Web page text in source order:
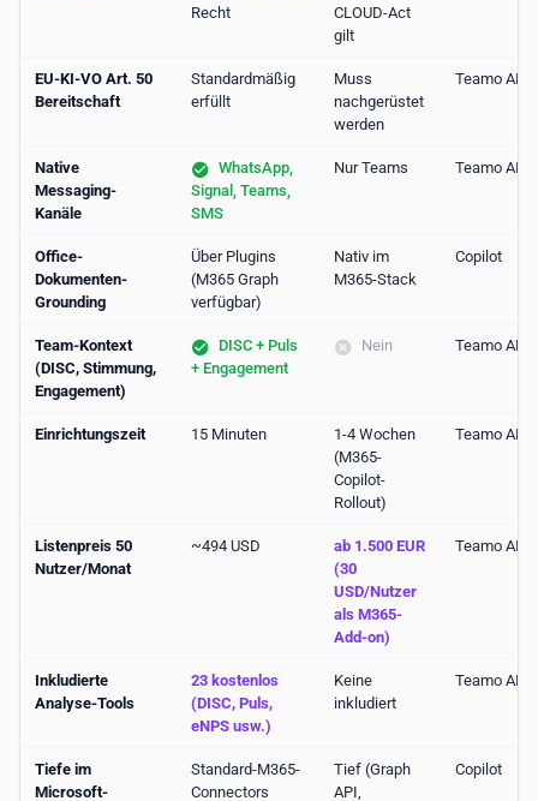
Recht
CLOUD-Act
gilt
EU-KI-VO Art. 50
Bereitschaft
Standardmäßig
erfüllt
Muss
nachgerüstet
werden
Teamo AI
Native
Messaging-
Kanäle
WhatsApp,
Signal, Teams,
SMS
Nur Teams Teamo AI
Office-
Dokumenten-
Grounding
Über Plugins
(M365 Graph
verfügbar)
Nativ im
M365-Stack
Copilot
Team-Kontext
(DISC, Stimmung,
Engagement)
DISC + Puls
+ Engagement
Nein Teamo AI
Einrichtungszeit 15 Minuten
1-4 Wochen
(M365-
Copilot-
Rollout)
Teamo AI
Listenpreis 50
Nutzer/Monat
~494 USD
ab 1.500 EUR
(30
USD/Nutzer
als M365-
Add-on)
Teamo AI
Inkludierte
Analyse-Tools
23 kostenlos
(DISC, Puls,
eNPS usw.)
Keine
inkludiert
Teamo AI
Tiefe im
Microsoft-
Standard-M365-
Connectors
Tief (Graph
API,
Copilot